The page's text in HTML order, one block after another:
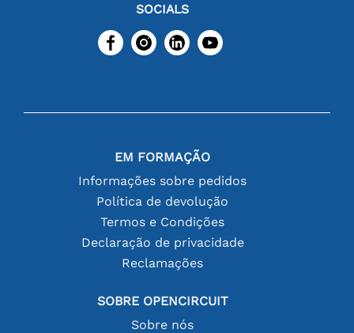
SOCIALS
EM FORMAÇÃO
Informações sobre pedidos
Política de devolução
Termos e Condições
Declaração de privacidade
Reclamações
SOBRE OPENCIRCUIT
Sobre nós